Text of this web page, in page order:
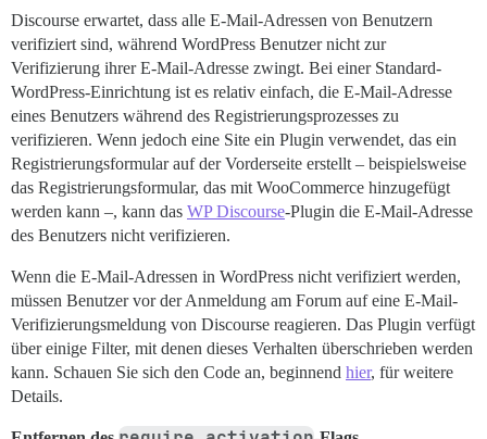
Discourse erwartet, dass alle E-Mail-Adressen von Benutzern
verifiziert sind, während WordPress Benutzer nicht zur
Verifizierung ihrer E-Mail-Adresse zwingt. Bei einer Standard-
WordPress-Einrichtung ist es relativ einfach, die E-Mail-Adresse
eines Benutzers während des Registrierungsprozesses zu
verifizieren. Wenn jedoch eine Site ein Plugin verwendet, das ein
Registrierungsformular auf der Vorderseite erstellt – beispielsweise
das Registrierungsformular, das mit WooCommerce hinzugefügt
werden kann –, kann das WP Discourse-Plugin die E-Mail-Adresse
des Benutzers nicht verifizieren.
Wenn die E-Mail-Adressen in WordPress nicht verifiziert werden,
müssen Benutzer vor der Anmeldung am Forum auf eine E-Mail-
Verifizierungsmeldung von Discourse reagieren. Das Plugin verfügt
über einige Filter, mit denen dieses Verhalten überschrieben werden
kann. Schauen Sie sich den Code an, beginnend hier, für weitere
Details.